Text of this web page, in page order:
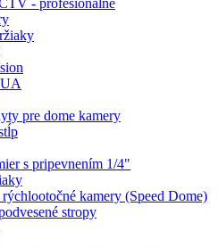
- profesionálne
pre dome kamery
s pripevnením 1/4"
kamery (Speed Dome)
stropy